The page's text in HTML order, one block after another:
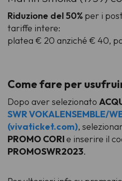
Riduzione del 50% per i
tariffe intere:
platea € 20 anziché € 40,
Come fare per
Dopo aver selezionato
SWR VOKALENSEMBLE/
(vivaticket.com),
PROMO CORIe inserire il
PROMOSWR2023.